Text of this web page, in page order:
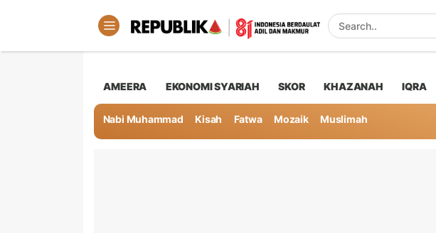
AMEERA EKONOMI SYARIAH SKOR KHAZANAH IQRA
Nabi Muhammad Kisah Fatwa Mozaik Muslimah